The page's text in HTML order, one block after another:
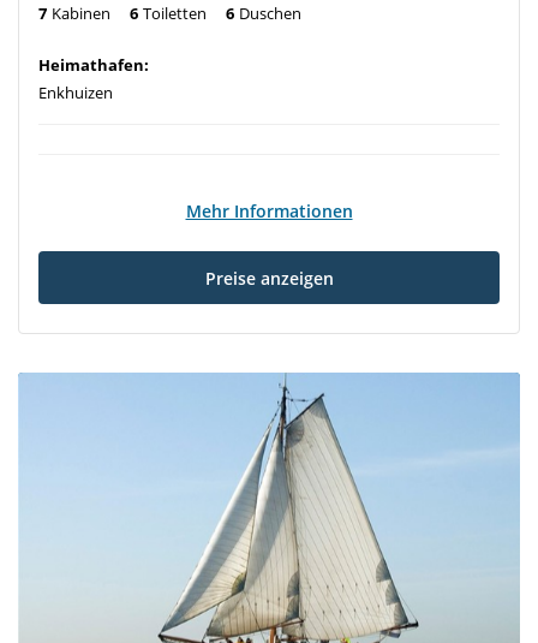
7 Kabinen 6 Toiletten 6 Duschen
Heimathafen:
Enkhuizen
Mehr Informationen
Preise anzeigen